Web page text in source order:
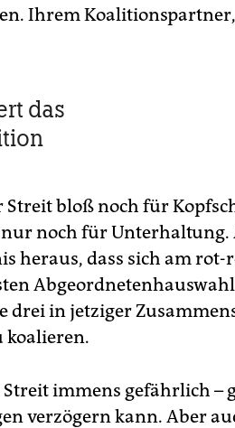
Ihrem
das
bloß noch für
noch für Unterhaltung.
heraus, dass sich am
drei in jetziger
koalieren.
immens gefährlich –
verzögern kann. Aber